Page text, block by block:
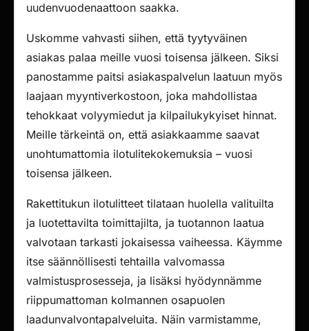
uudenvuodenaattoon saakka.
Uskomme vahvasti siihen, että tyytyväinen
asiakas palaa meille vuosi toisensa jälkeen. Siksi
panostamme paitsi asiakaspalvelun laatuun myös
laajaan myyntiverkostoon, joka mahdollistaa
tehokkaat volyymiedut ja kilpailukykyiset hinnat.
Meille tärkeintä on, että asiakkaamme saavat
unohtumattomia ilotulitekokemuksia – vuosi
toisensa jälkeen.
Rakettitukun ilotulitteet tilataan huolella valituilta
ja luotettavilta toimittajilta, ja tuotannon laatua
valvotaan tarkasti jokaisessa vaiheessa. Käymme
itse säännöllisesti tehtailla valvomassa
valmistusprosesseja, ja lisäksi hyödynnämme
riippumattoman kolmannen osapuolen
laadunvalvontapalveluita. Näin varmistamme,